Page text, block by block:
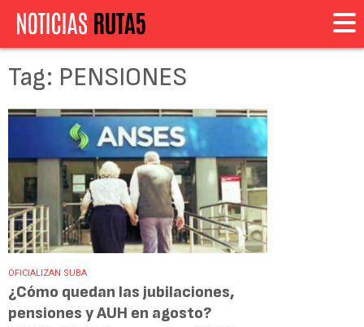
Tag: PENSIONES
OFICIALIZAN SUBA
¿Cómo quedan las jubilaciones,
pensiones y AUH en agosto?